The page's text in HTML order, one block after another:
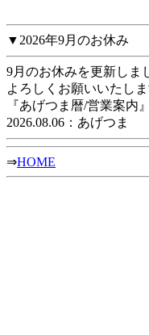
▼2026年9月のお休み
9月のお休みを更新しま
よろしくお願いいたしま
『あげつま暦/営業案内
2026.08.06：あげつま
⇒HOME